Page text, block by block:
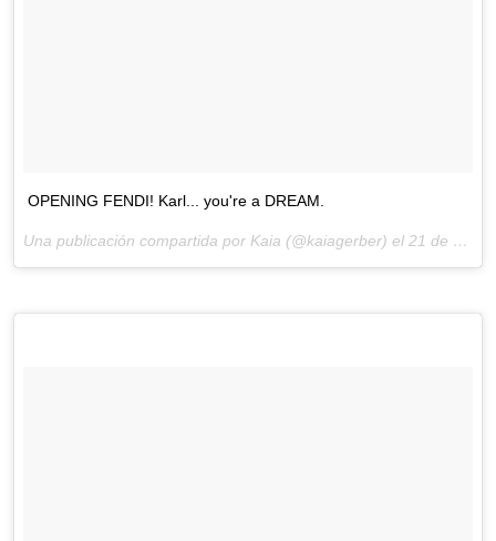
OPENING FENDI! Karl... you're a DREAM.
Una publicación compartida por Kaia (@kaiagerber) el 21 de Sep de 2017 a la(s) 4:56 PDT